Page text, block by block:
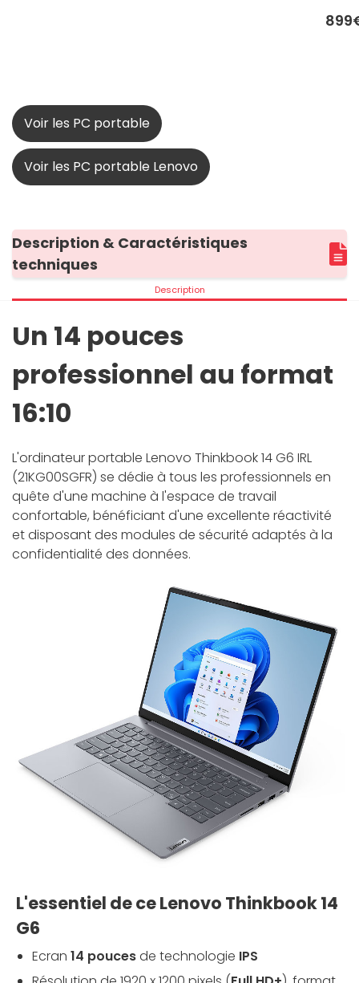
Voir les PC portable
Voir les PC portable Lenovo
Description & Caractéristiques
techniques
Description
Un 14 pouces
professionnel au format
16:10
L'ordinateur portable Lenovo Thinkbook 14 G6 IRL
(21KG00SGFR) se dédie à tous les professionnels en
quête d'une machine à l'espace de travail
confortable, bénéficiant d'une excellente réactivité
et disposant des modules de sécurité adaptés à la
confidentialité des données.
L'essentiel de ce Lenovo Thinkbook 14
G6
Ecran 14 poucesde technologie IPS